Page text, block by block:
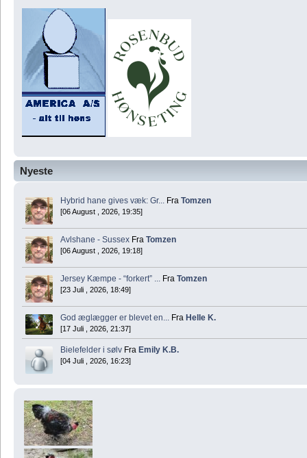
Nyeste
Hybrid hane gives væk: Gr... Fra Tomzen
[06 August , 2026, 19:35]
Avlshane - Sussex Fra Tomzen
[06 August , 2026, 19:18]
Jersey Kæmpe - “forkert” ... Fra Tomzen
[23 Juli , 2026, 18:49]
God æglægger er blevet en... Fra Helle K.
[17 Juli , 2026, 21:37]
Bielefelder i sølv Fra Emily K.B.
[04 Juli , 2026, 16:23]